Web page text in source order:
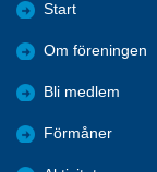
Start
Om föreningen
Bli medlem
Förmåner